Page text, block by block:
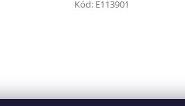
Kód: E113901